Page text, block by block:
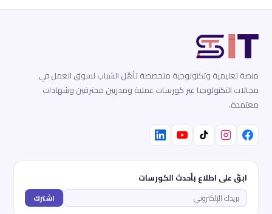
منصة تعليمية وتكنولوجية متخصصة تأهّل الشباب لسوق العمل في
مجالات التكنولوجيا عبر كورسات عملية ومدربين محترفين وشهادات
معتمدة.
ابقَ على اطلاع بأحدث الكورسات
اشترك